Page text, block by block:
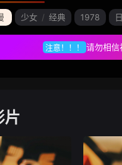
少女 / 经典 1978
注意！！！ 请勿相信
片